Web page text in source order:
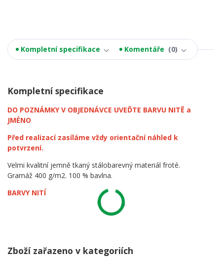
Kompletní specifikace Komentáře 0
Kompletní specifikace
DO POZNÁMKY V OBJEDNÁVCE UVEĎTE BARVU NITĚ a
JMÉNO
Před realizací zasíláme vždy orientační náhled k
potvrzení.
Velmi kvalitní jemně tkaný stálobarevný materiál froté.
Gramáž 400 g/m2. 100 % bavlna.
BARVY NITÍ
Zboží zařazeno v kategoriích